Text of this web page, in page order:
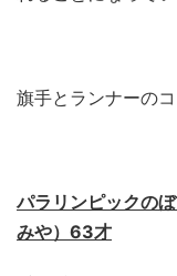
旗手とランナーの
パラリンピックの
みや）63才